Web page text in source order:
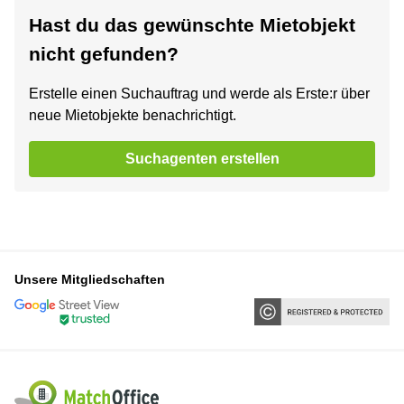
Hast du das gewünschte Mietobjekt
nicht gefunden?
Erstelle einen Suchauftrag und werde als Erste:r über
neue Mietobjekte benachrichtigt.
Suchagenten erstellen
Unsere Mitgliedschaften